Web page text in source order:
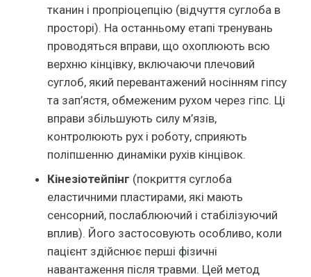
тканин і пропріоцепцію (відчуття суглоба в
просторі). На останньому етапі тренувань
проводяться вправи, що охоплюють всю
верхню кінцівку, включаючи плечовий
суглоб, який перевантажений носінням гіпсу
та зап’ястя, обмеженим рухом через гіпс. Ці
вправи збільшують силу м’язів,
контролюють рух і роботу, сприяють
поліпшенню динаміки рухів кінцівок.
Кінезіотейпінг (покриття суглоба
еластичними пластирами, які мають
сенсорний, послаблюючий і стабілізуючий
вплив). Його застосовують особливо, коли
пацієнт здійснює перші фізичні
навантаження після травми. Цей метод